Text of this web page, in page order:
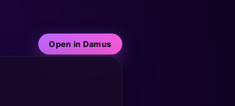
Open in Damus